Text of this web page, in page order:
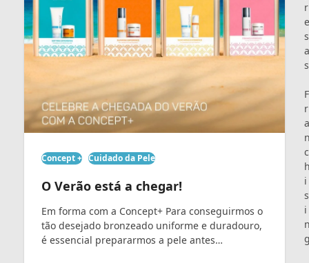
Concept + Cuidado da Pele
O Verão está a chegar!
Em forma com a Concept+ Para conseguirmos o
tão desejado bronzeado uniforme e duradouro,
é essencial prepararmos a pele antes…
r
e
s
a
s
F
r
a
c
i
s
i